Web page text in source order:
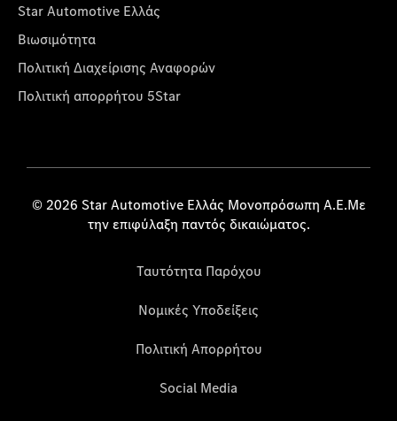
Star Automotive Ελλάς
Βιωσιμότητα
Πολιτική Διαχείρισης Αναφορών
Πολιτική απορρήτου 5Star
© 2026 Star Automotive Ελλάς Μονοπρόσωπη Α.Ε.Με
την επιφύλαξη παντός δικαιώματος.
Ταυτότητα Παρόχου
Νομικές Υποδείξεις
Πολιτική Απορρήτου
Social Media